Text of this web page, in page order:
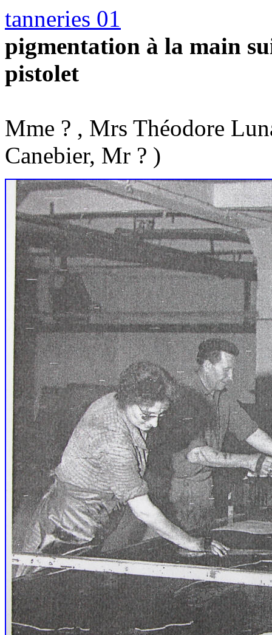
tanneries 01
pigmentation à la main
pistolet
Mme ? , Mrs Théodore
Canebier, Mr ? )